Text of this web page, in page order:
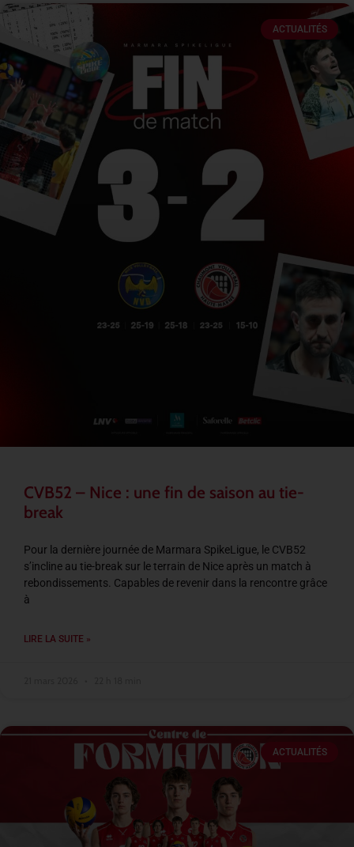
ACTUALITÉS
CVB52 – Nice : une fin de saison au tie-
break
Pour la dernière journée de Marmara SpikeLigue, le CVB52
s’incline au tie-break sur le terrain de Nice après un match à
rebondissements. Capables de revenir dans la rencontre grâce
à
LIRE LA SUITE »
ACTUALITÉS